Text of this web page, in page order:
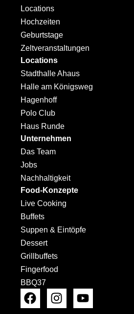
Locations
Hochzeiten
Geburtstage
Zeltveranstaltungen
Locations
Stadthalle Ahaus
Halle am Königsweg
Hagenhoff
Polo Club
Haus Runde
Unternehmen
Das Team
Jobs
Nachhaltigkeit
Food-Konzepte
Live Cooking
Buffets
Suppen & Eintöpfe
Dessert
Grillbuffets
Fingerfood
BBQ37